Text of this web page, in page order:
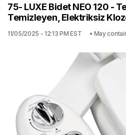
75- LUXE Bidet NEO 120 -
Temizleyen, Elektriksiz
11/05/2025 - 12:13 PM EST • May